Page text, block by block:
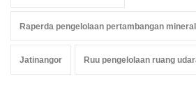
Raperda pengelolaan pertambangan
Jatinangor Ruu pengelolaan ruang